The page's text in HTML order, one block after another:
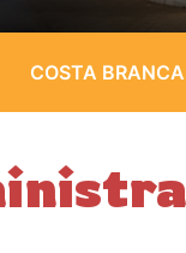
COSTA BRANCA